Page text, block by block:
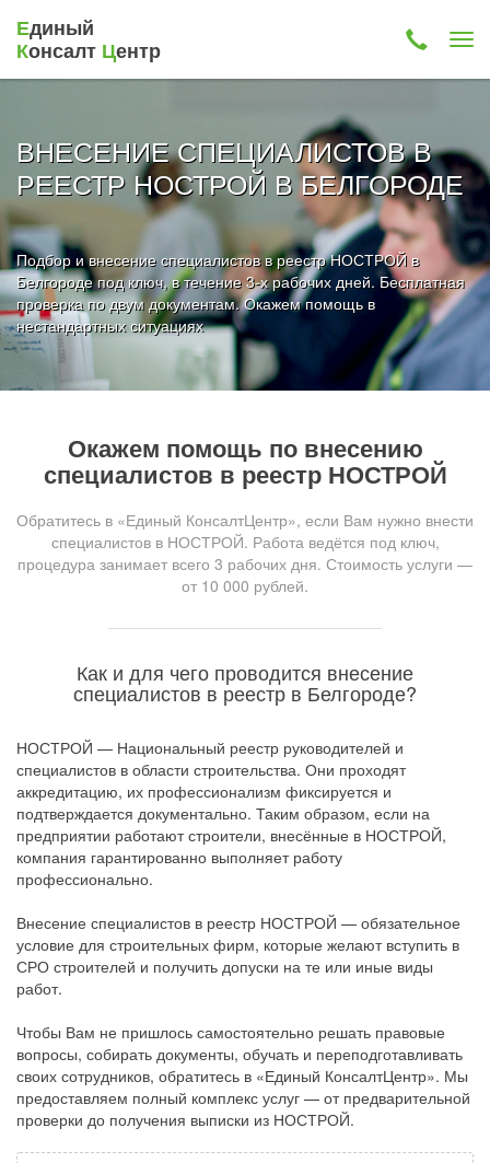
Единый
Консалт Центр
ВНЕСЕНИЕ СПЕЦИАЛИСТОВ В
РЕЕСТР НОСТРОЙ В БЕЛГОРОДЕ
Подбор и внесение специалистов в реестр НОСТРОЙ в
Белгороде под ключ, в течение 3-х рабочих дней. Бесплатная
проверка по двум документам. Окажем помощь в
нестандартных ситуациях
Окажем помощь по внесению
специалистов в реестр НОСТРОЙ
Обратитесь в «Единый КонсалтЦентр», если Вам нужно внести
специалистов в НОСТРОЙ. Работа ведётся под ключ,
процедура занимает всего 3 рабочих дня. Стоимость услуги —
от 10 000 рублей.
Как и для чего проводится внесение
специалистов в реестр в Белгороде?
НОСТРОЙ — Национальный реестр руководителей и
специалистов в области строительства. Они проходят
аккредитацию, их профессионализм фиксируется и
подтверждается документально. Таким образом, если на
предприятии работают строители, внесённые в НОСТРОЙ,
компания гарантированно выполняет работу
профессионально.
Внесение специалистов в реестр НОСТРОЙ — обязательное
условие для строительных фирм, которые желают вступить в
СРО строителей и получить допуски на те или иные виды
работ.
Чтобы Вам не пришлось самостоятельно решать правовые
вопросы, собирать документы, обучать и переподготавливать
своих сотрудников, обратитесь в «Единый КонсалтЦентр». Мы
предоставляем полный комплекс услуг — от предварительной
проверки до получения выписки из НОСТРОЙ.